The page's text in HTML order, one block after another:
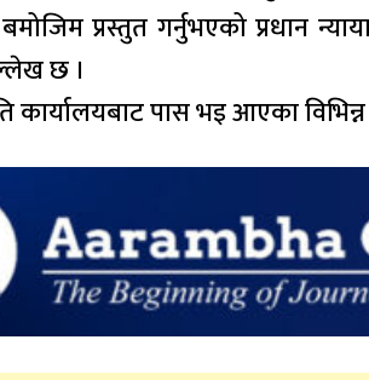
प्रस्तुत गर्नुभएको प्रधान
छ ।
कार्यालयबाट पास भइ आएका